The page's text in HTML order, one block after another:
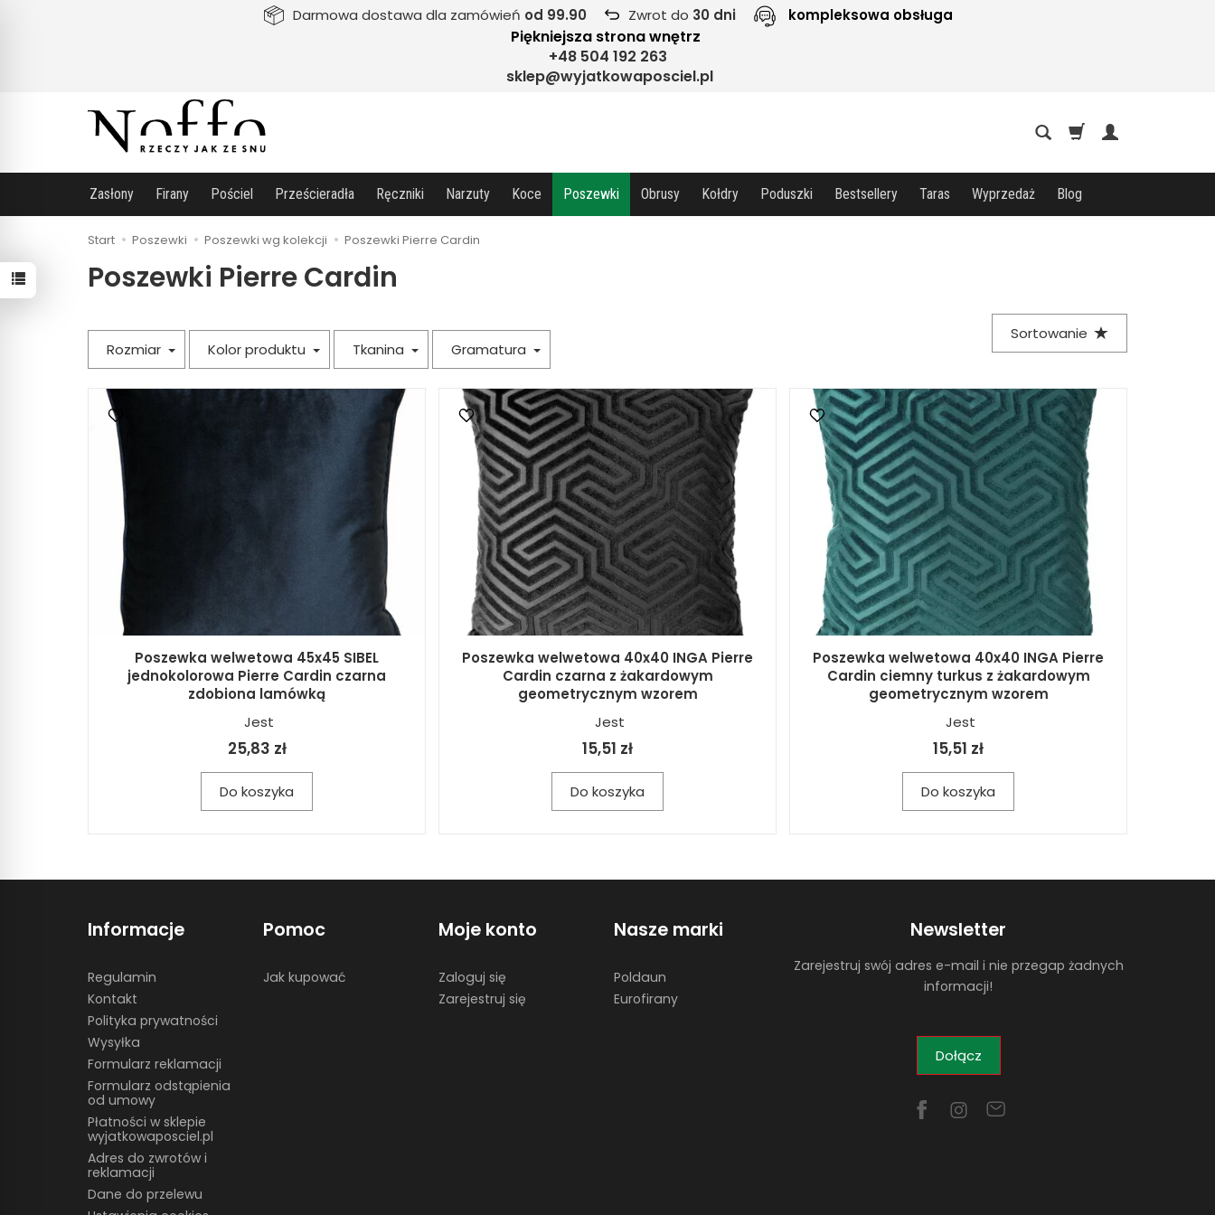
Darmowa dostawa dla zamówień od 99.90 Zwrot do 30 dni kompleksowa obsługa
Piękniejsza strona wnętrz
+48 504 192 263
sklep@wyjatkowaposciel.pl
Zasłony Firany Pościel Prześcieradła Ręczniki Narzuty Koce Poszewki Obrusy Kołdry Poduszki Bestsellery Taras Wyprzedaż Blog
Start Poszewki Poszewki wg kolekcji Poszewki Pierre Cardin
Poszewki Pierre Cardin
Sortowanie
Rozmiar
Kolor produktu Tkanina Gramatura
Poszewka welwetowa 45x45 SIBEL
jednokolorowa Pierre Cardin czarna
zdobiona lamówką
Jest
25,83 zł
Do koszyka
Poszewka welwetowa 40x40 INGA Pierre
Cardin czarna z żakardowym
geometrycznym wzorem
Jest
15,51 zł
Do koszyka
Poszewka welwetowa 40x40 INGA Pierre
Cardin ciemny turkus z żakardowym
geometrycznym wzorem
Jest
15,51 zł
Do koszyka
Informacje
Regulamin
Kontakt
Polityka prywatności
Wysyłka
Formularz reklamacji
Formularz odstąpienia
od umowy
Płatności w sklepie
wyjatkowaposciel.pl
Adres do zwrotów i
reklamacji
Dane do przelewu
Pomoc
Jak kupować
Moje konto
Zaloguj się
Zarejestruj się
Nasze marki
Poldaun
Eurofirany
Newsletter
Zarejestruj swój adres e-mail i nie przegap żadnych
informacji!
Dołącz